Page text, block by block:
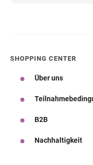
SHOPPING CENTER
Über uns
B2B
Nachhaltigkeit